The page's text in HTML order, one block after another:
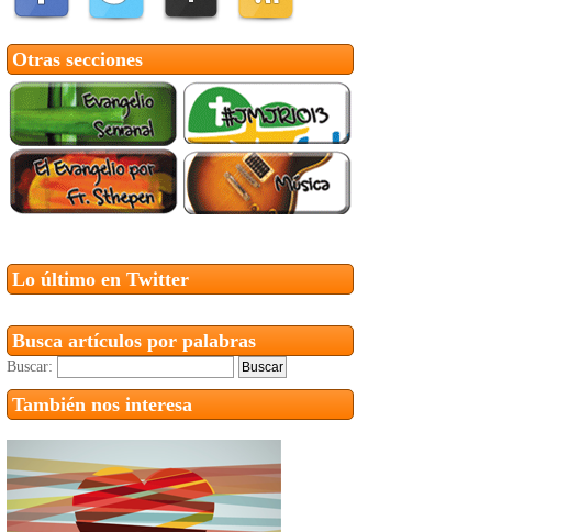
Otras secciones
Lo último en Twitter
Busca artículos por palabras
Buscar:
También nos interesa